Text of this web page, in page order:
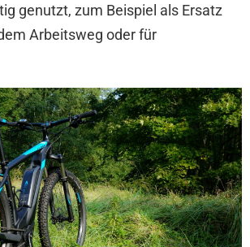
genutzt, zum Beispiel als Ersatz
Arbeitsweg oder für